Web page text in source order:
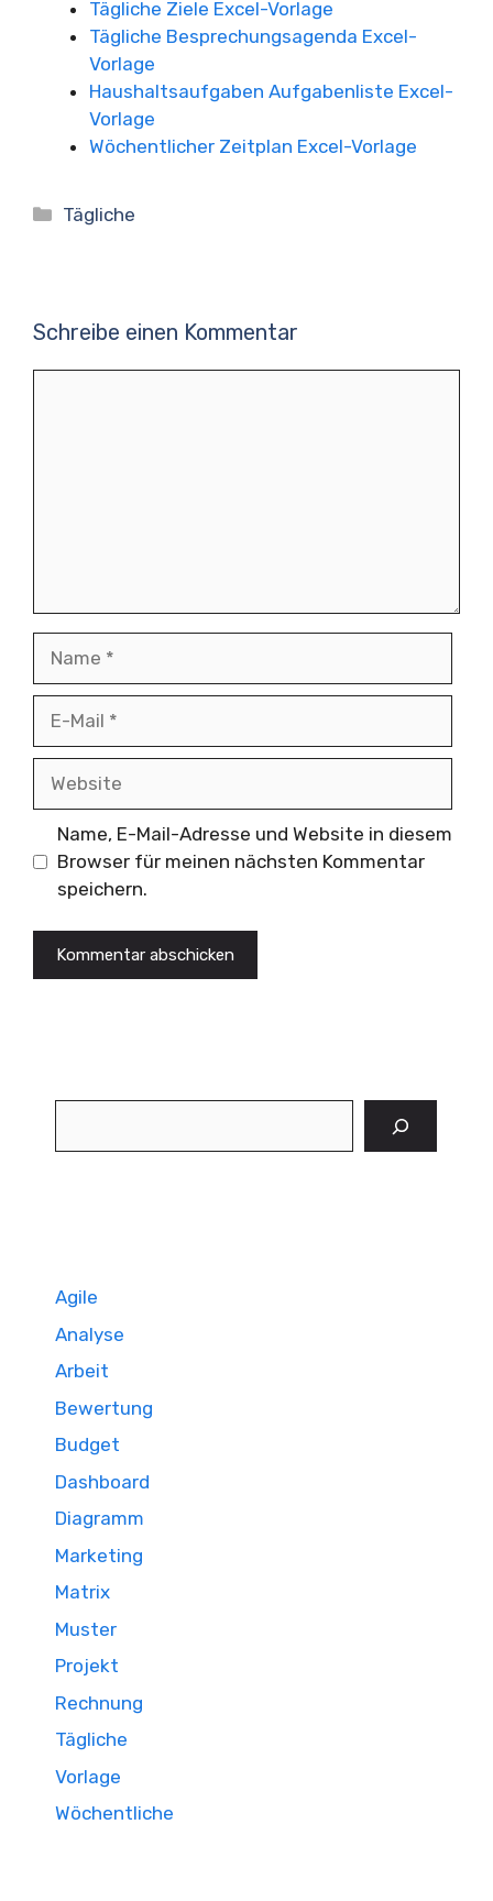
Tägliche Ziele Excel-Vorlage
Tägliche Besprechungsagenda Excel-
Vorlage
Haushaltsaufgaben Aufgabenliste Excel-
Vorlage
Wöchentlicher Zeitplan Excel-Vorlage
Kategorien
Tägliche
Schreibe einen Kommentar
Mail
Name, E-Mail-Adresse und Website in diesem
Browser für meinen nächsten Kommentar
speichern.
Agile
Analyse
Arbeit
Bewertung
Budget
Dashboard
Diagramm
Marketing
Matrix
Muster
Projekt
Rechnung
Tägliche
Vorlage
Wöchentliche